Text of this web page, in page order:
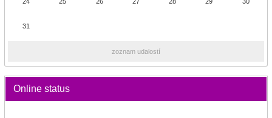
24 25 26 27 28 29 30
31
zoznam udalostí
Online status